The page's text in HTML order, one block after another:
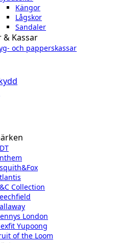
Kängor
Lågskor
Sandaler
& Kassar
och papperskassar
Collection
London
Yupoong
of the Loom